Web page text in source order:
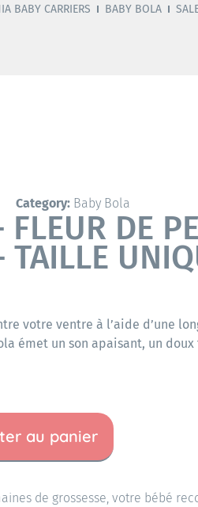
BABY CARRIERS BABY BOLA
Category: Baby Bola
FLEUR DE
TAILLE
votre ventre à l’aide d’une
émet un son apaisant, un
au panier
de grossesse, votre bébé